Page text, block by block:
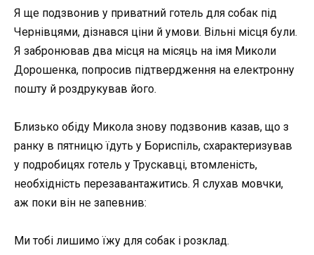
Я ще подзвонив у приватний готель для собак під
Чернівцями, дізнався ціни й умови. Вільні місця були.
Я забронював два місця на місяць на імя Миколи
Дорошенка, попросив підтвердження на електронну
пошту й роздрукував його.
Близько обіду Микола знову подзвонив казав, що з
ранку в пятницю їдуть у Бориспіль, схарактеризував
у подробицях готель у Трускавці, втомленість,
необхідність перезавантажитись. Я слухав мовчки,
аж поки він не запевнив:
Ми тобі лишимо їжу для собак і розклад.